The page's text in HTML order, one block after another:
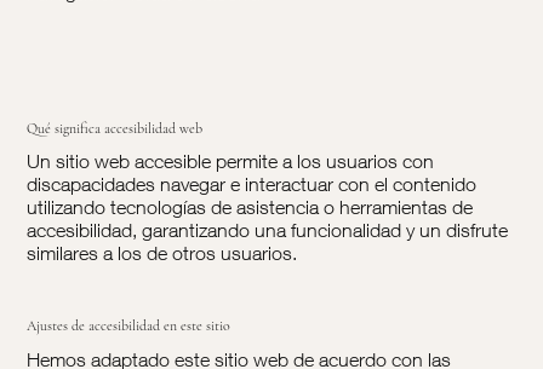
Qué significa accesibilidad web
Un sitio web accesible permite a los usuarios con
discapacidades navegar e interactuar con el contenido
utilizando tecnologías de asistencia o herramientas de
accesibilidad, garantizando una funcionalidad y un disfrute
similares a los de otros usuarios.
Ajustes de accesibilidad en este sitio
Hemos adaptado este sitio web de acuerdo con las